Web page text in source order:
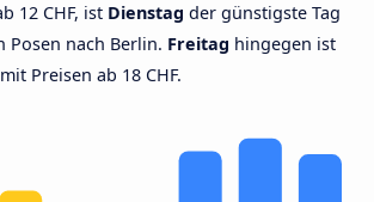
12 CHF, ist Dienstag der günstigste Tag
Posen nach Berlin. Freitag hingegen ist
Preisen ab 18 CHF.